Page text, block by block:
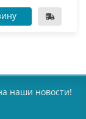
наши новости!